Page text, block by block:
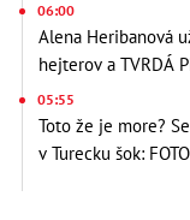
06:00
Alena Heribanová
hejterov a TVRDÁ
05:55
Toto že je more?
v Turecku šok: